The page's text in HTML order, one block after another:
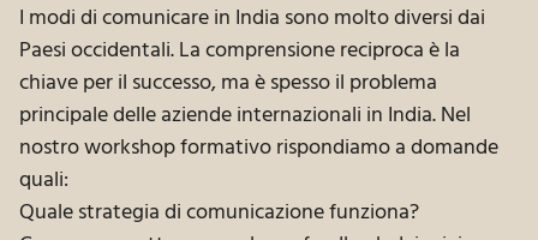
I modi di comunicare in India sono molto diversi dai
Paesi occidentali. La comprensione reciproca è la
chiave per il successo, ma è spesso il problema
principale delle aziende internazionali in India. Nel
nostro workshop formativo rispondiamo a domande
quali:
Quale strategia di comunicazione funziona?